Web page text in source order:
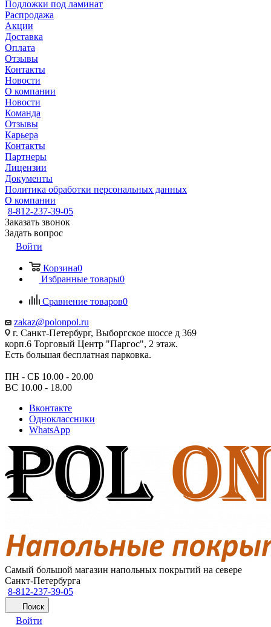
Подложки под ламинат
Распродажа
Акции
Доставка
Оплата
Отзывы
Контакты
Новости
О компании
Новости
Команда
Отзывы
Карьера
Контакты
Партнеры
Лицензии
Документы
Политика обработки персональных данных
О компании
8-812-237-39-05
Заказать звонок
Задать вопрос
Войти
Корзина0
Избранные товары0
Сравнение товаров0
zakaz@polonpol.ru
г. Санкт-Петербург, Выборгское шоссе д 369
корп.6 Торговый Центр "Паргос", 2 этаж.
Есть большая бесплатная парковка.
ПН - СБ 10.00 - 20.00
ВС 10.00 - 18.00
Вконтакте
Одноклассники
WhatsApp
Самый большой магазин напольных покрытий на севере
Санкт-Петербурга
8-812-237-39-05
Поиск
Войти